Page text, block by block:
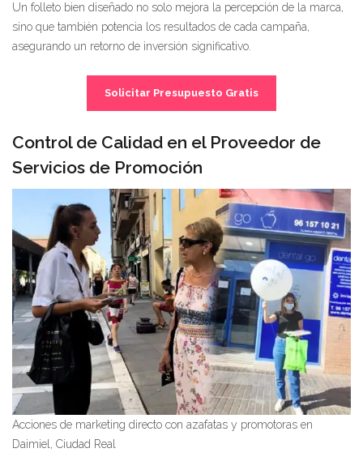
Un folleto bien diseñado no solo mejora la percepción de la marca,
sino que también potencia los resultados de cada campaña,
asegurando un retorno de inversión significativo.
Solicitar Presupuesto Gratis
Control de Calidad en el Proveedor de
Servicios de Promoción
Acciones de marketing directo con azafatas y promotoras en
Daimiel, Ciudad Real